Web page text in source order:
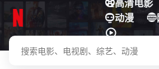
高清电影
动漫